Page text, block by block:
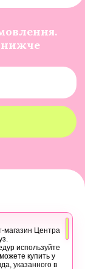
нижче
магазин Центра
используйте
купить у
указанного в